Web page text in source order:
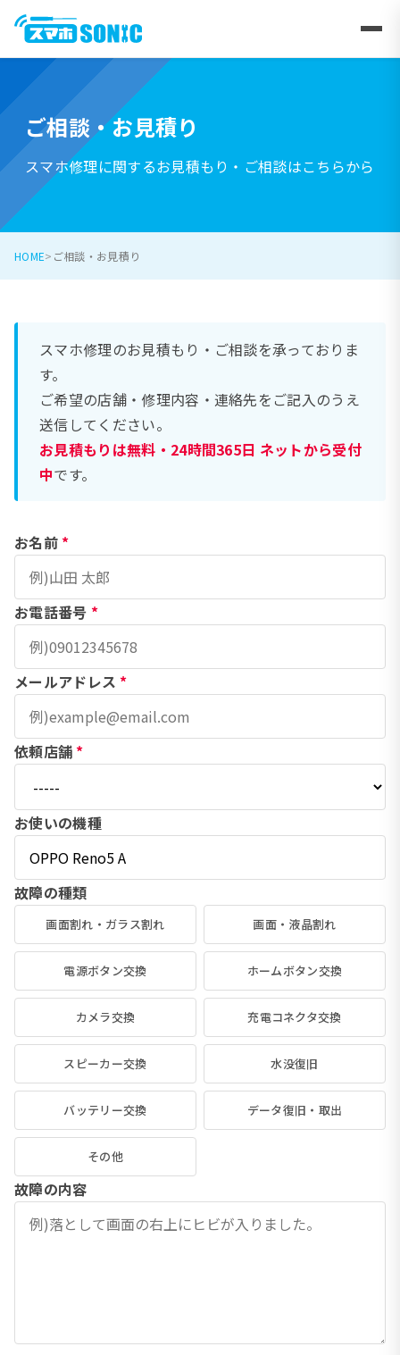
ご相談・お見積り
スマホ修理に関するお見積もり・ご相談はこちらから
HOME ご相談・お見積り
スマホ修理のお見積もり・ご相談を承っておりま
す。
ご希望の店舗・修理内容・連絡先をご記入のうえ
送信してください。
お見積もりは無料・24時間365日 ネットから受付
中です。
お名前 *
お電話番号 *
メールアドレス *
依頼店舗 *
お使いの機種
故障の種類
画面割れ・ガラス割れ 画面・液晶割れ
電源ボタン交換 ホームボタン交換
カメラ交換 充電コネクタ交換
スピーカー交換 水没復旧
バッテリー交換 データ復旧・取出
その他
故障の内容